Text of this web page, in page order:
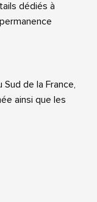
dédiés à
de la France,
ainsi que les